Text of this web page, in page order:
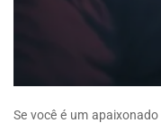
Se você é um